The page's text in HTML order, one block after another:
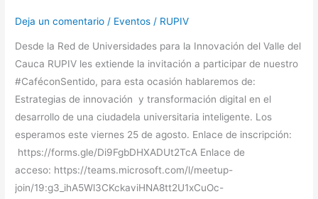
Deja un comentario / Eventos / RUPIV
Desde la Red de Universidades para la Innovación del Valle del
Cauca RUPIV les extiende la invitación a participar de nuestro
#CaféconSentido, para esta ocasión hablaremos de:
Estrategias de innovación y transformación digital en el
desarrollo de una ciudadela universitaria inteligente. Los
esperamos este viernes 25 de agosto. Enlace de inscripción:
https://forms.gle/Di9FgbDHXADUt2TcA Enlace de
acceso: https://teams.microsoft.com/l/meetup-
join/19:g3_ihA5Wl3CKckaviHNA8tt2U1xCuOc-